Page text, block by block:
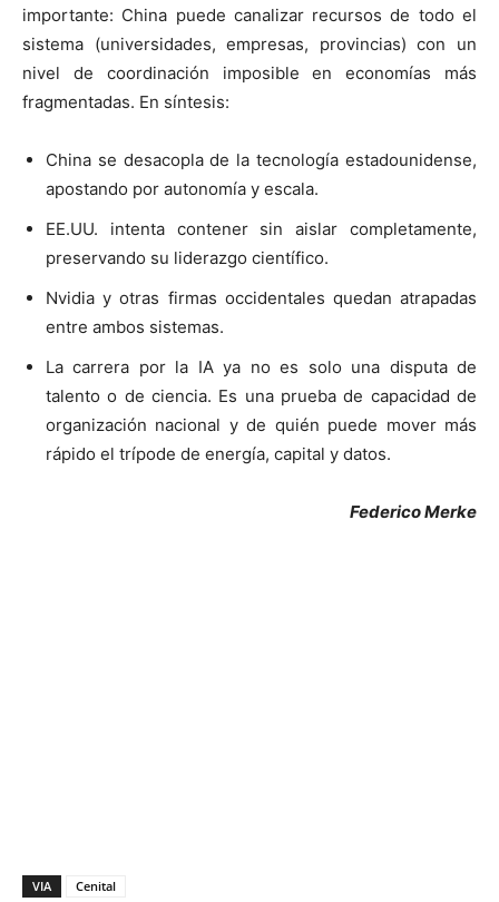
importante: China puede canalizar recursos de todo el
sistema (universidades, empresas, provincias) con un
nivel de coordinación imposible en economías más
fragmentadas. En síntesis:
China se desacopla de la tecnología estadounidense,
apostando por autonomía y escala.
EE.UU. intenta contener sin aislar completamente,
preservando su liderazgo científico.
Nvidia y otras firmas occidentales quedan atrapadas
entre ambos sistemas.
La carrera por la IA ya no es solo una disputa de
talento o de ciencia. Es una prueba de capacidad de
organización nacional y de quién puede mover más
rápido el trípode de energía, capital y datos.
Federico Merke
VIA Cenital